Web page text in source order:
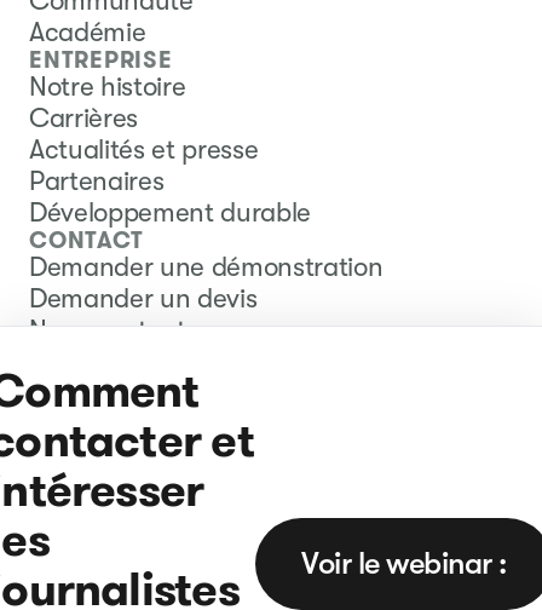
et
Voir le webinar :
Académie
ENTREPRISE
Notre histoire
Carrières
Actualités et presse
Partenaires
Développement durable
CONTACT
Demander une démonstration
Demander un devis
Nous contacter